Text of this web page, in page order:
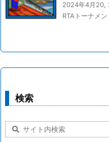
2024年4月20,
RTAトーナメ
検索